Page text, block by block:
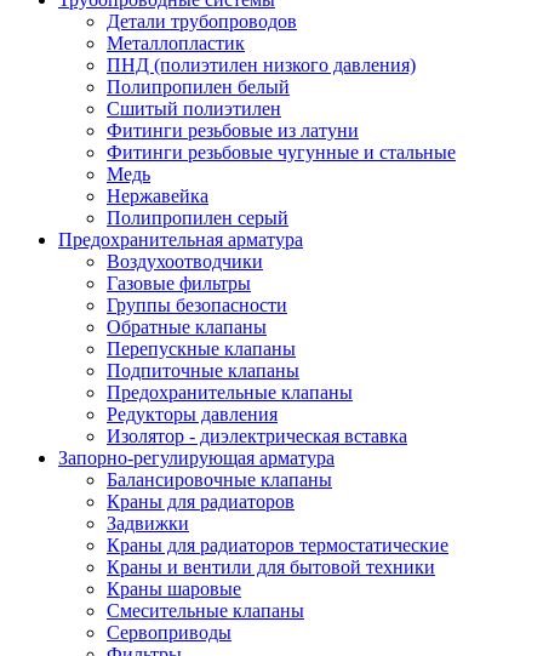
Детали трубопроводов
Металлопластик
ПНД (полиэтилен низкого давления)
Полипропилен белый
Сшитый полиэтилен
Фитинги резьбовые из латуни
Фитинги резьбовые чугунные и стальные
Медь
Нержавейка
Полипропилен серый
Предохранительная арматура
Воздухоотводчики
Газовые фильтры
Группы безопасности
Обратные клапаны
Перепускные клапаны
Подпиточные клапаны
Предохранительные клапаны
Редукторы давления
Изолятор - диэлектрическая вставка
Запорно-регулирующая арматура
Балансировочные клапаны
Краны для радиаторов
Задвижки
Краны для радиаторов термостатические
Краны и вентили для бытовой техники
Краны шаровые
Смесительные клапаны
Сервоприводы